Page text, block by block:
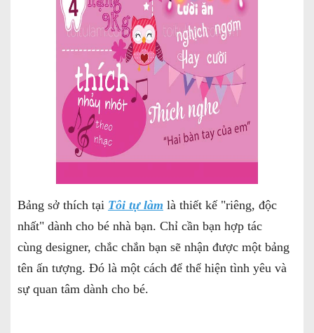
Bảng sở thích tại Tôi tự làm là thiết kế "riêng, độc
nhất" dành cho bé nhà bạn. Chỉ cần bạn hợp tác
cùng designer, chắc chắn bạn sẽ nhận được một bảng
tên ấn tượng. Đó là một cách để thể hiện tình yêu và
sự quan tâm dành cho bé.